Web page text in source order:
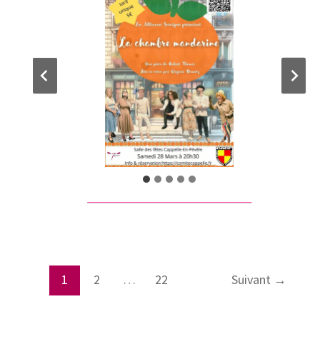
1 2 … 22 Suivant →